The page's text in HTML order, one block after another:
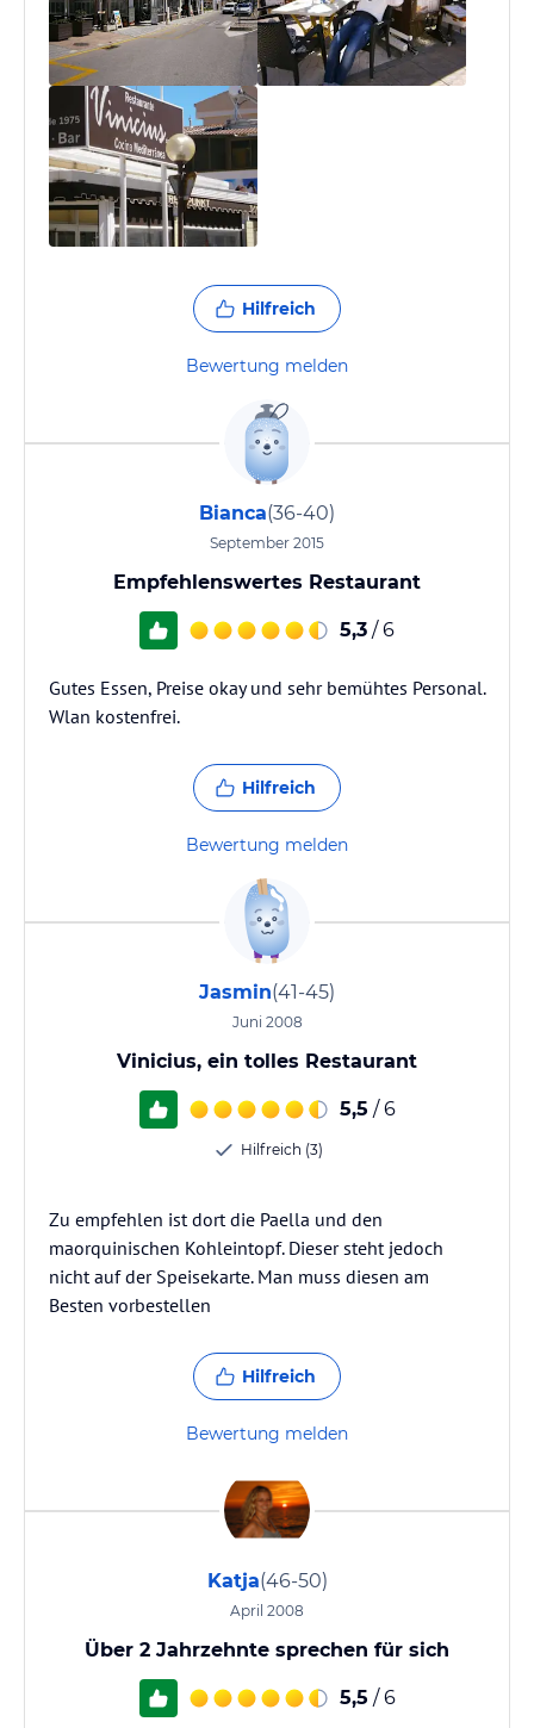
Hilfreich
Bewertung melden
Bianca(36-40)
September 2015
Empfehlenswertes Restaurant
5,3 / 6
Gutes Essen, Preise okay und sehr bemühtes Personal.
Wlan kostenfrei.
Hilfreich
Bewertung melden
Jasmin(41-45)
Juni 2008
Vinicius, ein tolles Restaurant
5,5 / 6
Hilfreich (3)
Zu empfehlen ist dort die Paella und den
maorquinischen Kohleintopf. Dieser steht jedoch
nicht auf der Speisekarte. Man muss diesen am
Besten vorbestellen
Hilfreich
Bewertung melden
Katja(46-50)
April 2008
Über 2 Jahrzehnte sprechen für sich
5,5 / 6